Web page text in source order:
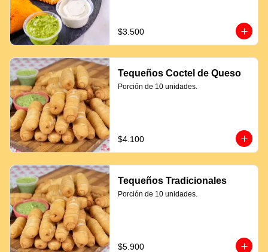
$3.500
Tequeños Coctel de Queso
Porción de 10 unidades.
$4.100
Tequeños Tradicionales
Porción de 10 unidades.
$5.900